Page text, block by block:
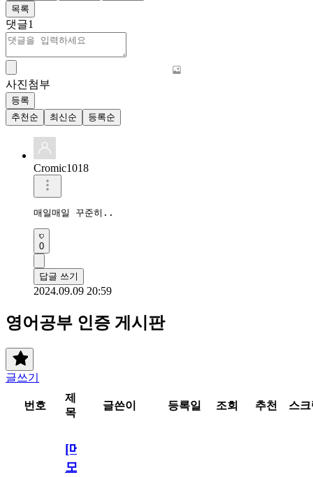
목록
댓글1
사진첨부
등록
추천순
최신순 등록순
Cromic1018
매일매일 꾸준히..
0
답글 쓰기
2024.09.09 20:59
영어공부 인증 게시판
글쓰기
번호
제
목
글쓴이 등록일 조회 추천 스
[메
모